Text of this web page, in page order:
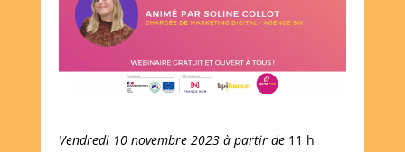
Vendredi 10 novembre 2023 à partir de 11 h